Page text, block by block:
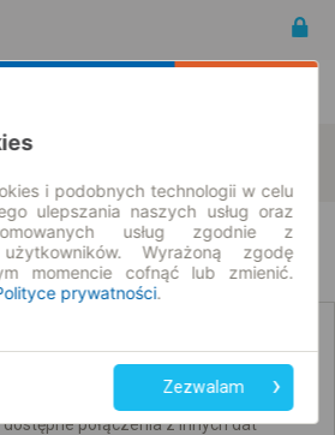
połączenia z innych dat
i podobnych technologii w celu
ulepszania naszych usług oraz
usług zgodnie z
użytkowników. Wyrażoną zgodę
momencie cofnąć lub zmienić.
prywatności.
Zezwalam